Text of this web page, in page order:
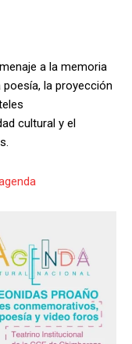
a la memoria
la proyección
cultural y el